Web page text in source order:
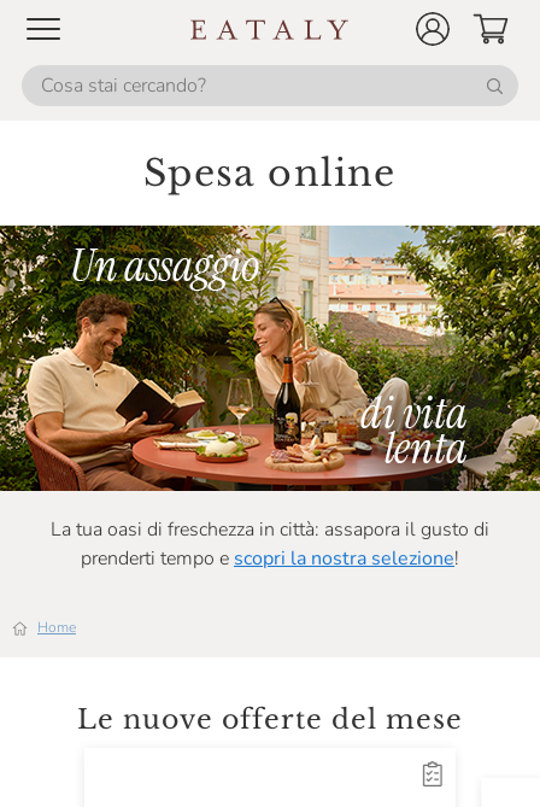
Spesa online
La tua oasi di freschezza in città: assapora il gusto di
prenderti tempo e scopri la nostra selezione!
Home
Le nuove offerte del mese